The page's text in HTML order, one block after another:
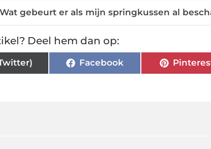
Wat gebeurt er als mijn springkussen al
Deel hem dan op:
Facebook